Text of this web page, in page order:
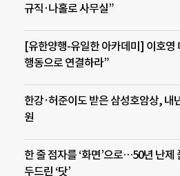
규직·나홀로 사무실”
[유한양행-유일한 아카데미] 이호영
행동으로 연결하라”
한강·허준이도 받은 삼성호암상, 내
원
한 줄 점자를 ‘화면’으로…50년 난제
두드린 ‘닷’